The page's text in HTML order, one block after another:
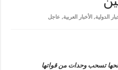
الدولية, الأخبار العربية, عاجل
تسحب وحدات من قواتها